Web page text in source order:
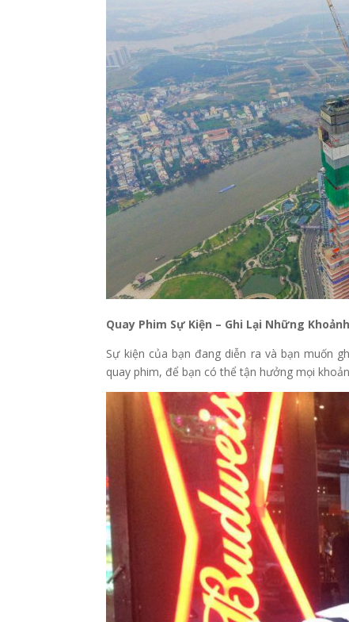
Quay Phim Sự Kiện – Ghi Lại Những
Sự kiện của bạn đang diễn ra và bạn muốn
quay phim, để bạn có thể tận hưởng mọi